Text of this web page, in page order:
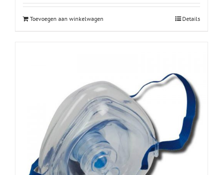
Toevoegen aan winkelwagen Details